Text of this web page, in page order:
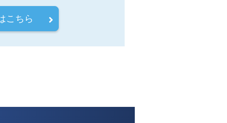
こちら